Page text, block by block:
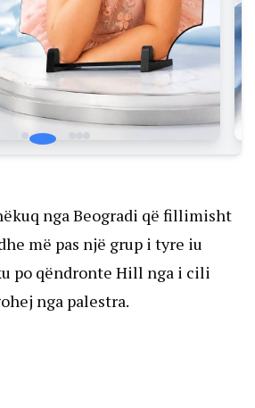
nga Beogradi që fillimisht
më pas një grup i tyre iu
po qëndronte Hill nga i cili
nga palestra.